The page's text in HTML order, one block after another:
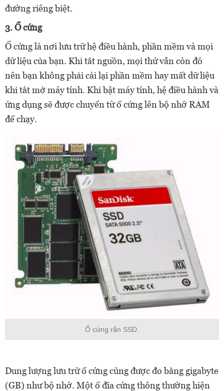
đường riêng biệt.
3. Ổ cứng
Ổ cứng là nơi lưu trữ hệ điều hành, phần mềm và mọi
dữ liệu của bạn. Khi tắt nguồn, mọi thứ vẫn còn đó
nên bạn không phải cài lại phần mềm hay mất dữ liệu
khi tắt mở máy tính. Khi bật máy tính, hệ điều hành và
ứng dụng sẽ được chuyển từ ổ cứng lên bộ nhớ RAM
để chạy.
Ổ cứng rắn SSD.
Dung lượng lưu trữ ổ cứng cũng được đo bằng gigabyte
(GB) như bộ nhớ. Một ổ đĩa cứng thông thường hiện